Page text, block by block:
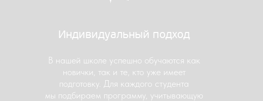
Индивидуальный подход
В нашей школе успешно обучаются как
новички, так и те, кто уже имеет
подготовку. Для каждого студента
мы подбираем программу, учитывающую